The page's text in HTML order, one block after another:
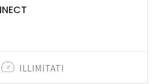
ILLIMITATI